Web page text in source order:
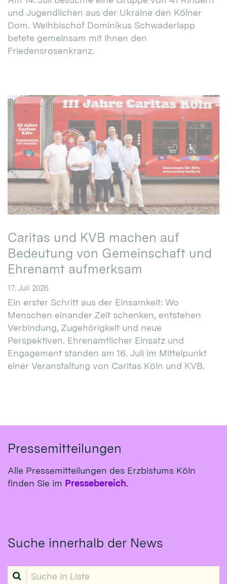
und Jugendlichen aus der Ukraine den Kölner
Dom. Weihbischof Dominikus Schwaderlapp
betete gemeinsam mit ihnen den
Friedensrosenkranz.
Caritas und KVB machen auf
Bedeutung von Gemeinschaft und
Ehrenamt aufmerksam
17. Juli 2026
Ein erster Schritt aus der Einsamkeit: Wo
Menschen einander Zeit schenken, entstehen
Verbindung, Zugehörigkeit und neue
Perspektiven. Ehrenamtlicher Einsatz und
Engagement standen am 16. Juli im Mittelpunkt
einer Veranstaltung von Caritas Köln und KVB.
Pressemitteilungen
Alle Pressemitteilungen des Erzbistums Köln
finden Sie im Pressebereich.
Suche innerhalb der News
Suche in Liste